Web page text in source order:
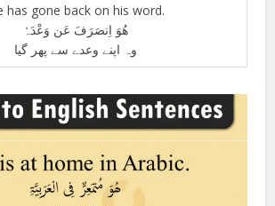
has gone back on his word.
ھُوَ اِنصَرَفَ عَن وَعْدَہٗ
وہ اپنے وعدے سے پھر گیا